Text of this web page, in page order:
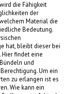
die Fähigkeit
der
Material die
Bedeutung.
hat, bleibt dieser bei
findet eine
und
Um ein
zu erlangen ist es
Wie kann ein